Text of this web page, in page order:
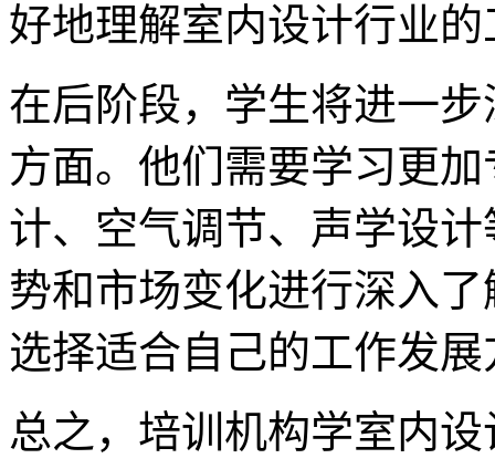
好地理解室内设计行业
在后阶段，学生将进一
方面。他们需要学习更
计、空气调节、声学设
势和市场变化进行深入
选择适合自己的工作发展
总之，培训机构学室内